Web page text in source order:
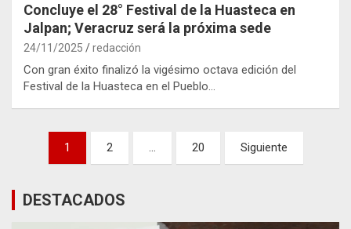
Concluye el 28° Festival de la Huasteca en
Jalpan; Veracruz será la próxima sede
24/11/2025 redacción
Con gran éxito finalizó la vigésimo octava edición del
Festival de la Huasteca en el Pueblo…
Paginación
entradas
1 2 … 20 Siguiente
DESTACADOS